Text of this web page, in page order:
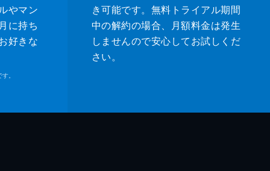
やマン
に持ち
好きな
。
き可能です。無料トライアル期間
中の解約の場合、月額料金は発生
しませんので安心してお試しくだ
さい。